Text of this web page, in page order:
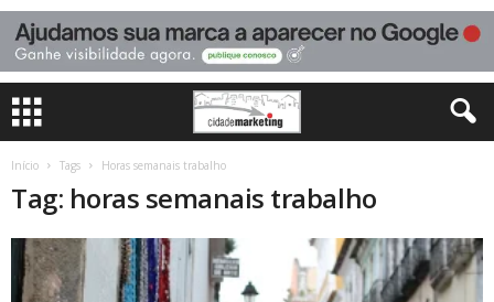
Início Tags Horas semanais trabalho
Tag: horas semanais trabalho